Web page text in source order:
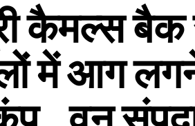
कैमल्स बैक
में आग